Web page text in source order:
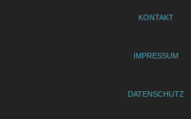
KONTAKT
IMPRESSUM
DATENSCHUTZ